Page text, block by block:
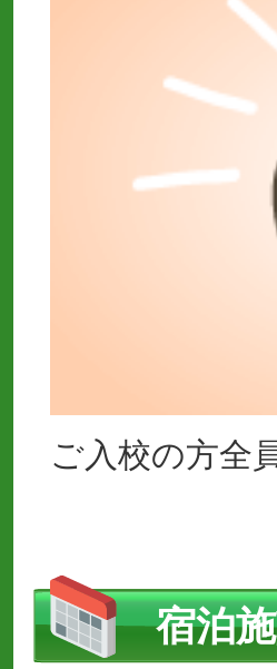
ご入校の方全
宿泊